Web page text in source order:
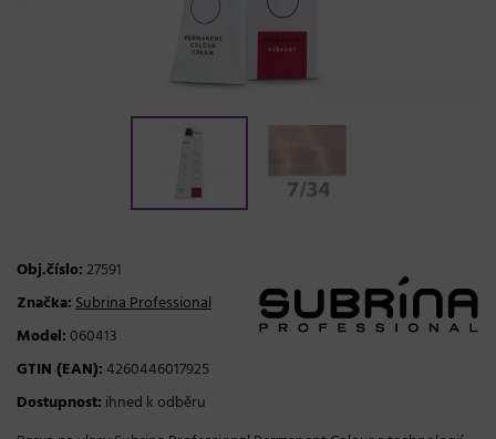
Obj.číslo:27591
Značka:Subrina Professional
Model:060413
GTIN (EAN):4260446017925
Dostupnost: ihned k odběru